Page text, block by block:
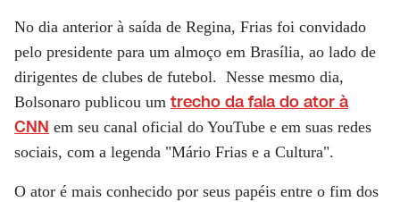
No dia anterior à saída de Regina, Frias foi convidado
pelo presidente para um almoço em Brasília, ao lado de
dirigentes de clubes de futebol. Nesse mesmo dia,
Bolsonaro publicou um trecho da fala do ator à
CNN em seu canal oficial do YouTube e em suas redes
sociais, com a legenda "Mário Frias e a Cultura".
O ator é mais conhecido por seus papéis entre o fim dos